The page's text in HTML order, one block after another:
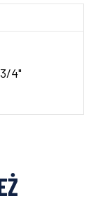
4"